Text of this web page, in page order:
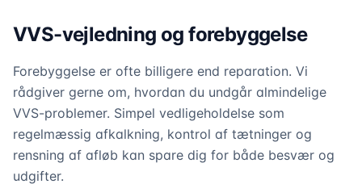
VVS-vejledning og forebyggelse
Forebyggelse er ofte billigere end reparation. Vi
rådgiver gerne om, hvordan du undgår almindelige
VVS-problemer. Simpel vedligeholdelse som
regelmæssig afkalkning, kontrol af tætninger og
rensning af afløb kan spare dig for både besvær og
udgifter.